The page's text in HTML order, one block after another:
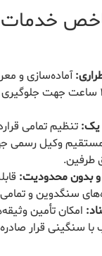
خدمات
آماده‌سازی و
تنها در ۲۴ الی ۴۸ ساعت جهت
یک: تنظیم تمامی
مستقیم وکیل
طرفین.
بدون محدودیت:
سنگدوین و
امکان تأمین
با سنگینی قرار